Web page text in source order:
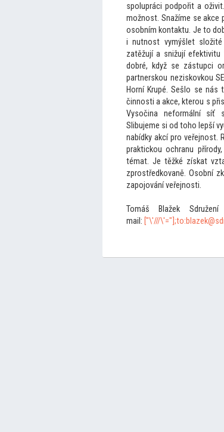
spolupráci podpořit a
možnost. Snažíme se akce
osobním kontaktu. Jeto
i nutnost vymýšlet složité
zatěžují a snižují efektivitu
dobré, když se zástupci
partnerskou neziskovkou
Horní Krupé. Sešlo se nás
činnosti a akce, kterou s
Vysočina neformální síť
Slibujeme si odtoho lepší
nabídky akcí pro veřejnost.
praktickou ochranu
témat. Je těžké získat
zprostředkovaně. Osobní
zapojování veřejnosti.
Tomáš Blažek
mail: ["\'///\'="];